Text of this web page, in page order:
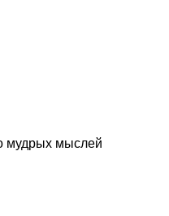
мудрых мыслей